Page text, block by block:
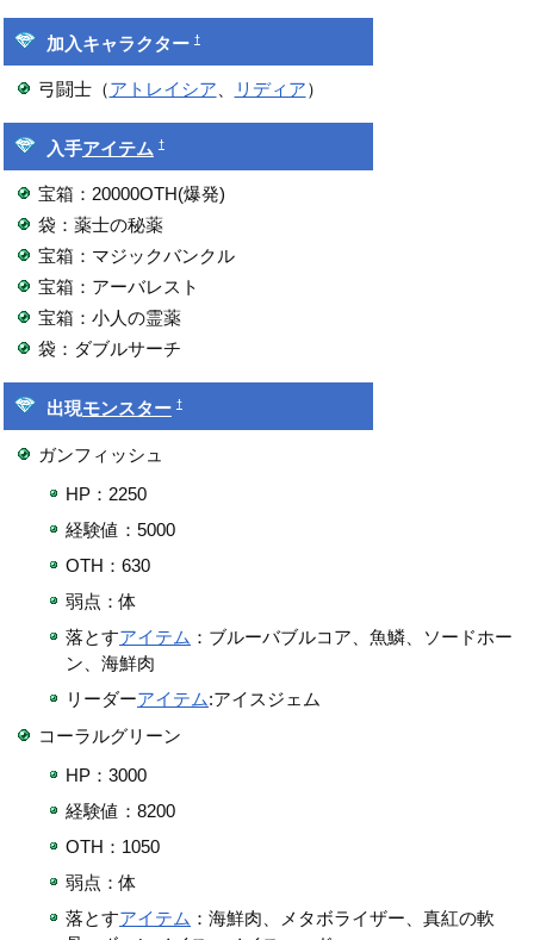
加入キャラクター †
弓闘士（アトレイシア リディア）
入手アイテム †
宝箱：20000OTH(爆発)
袋：薬士の秘薬
宝箱：マジックバンクル
宝箱：アーバレスト
宝箱：小人の霊薬
袋：ダブルサーチ
出現モンスター †
ガンフィッシュ
HP：2250
経験値：5000
OTH：630
弱点：体
落とすアイテム ：ブルーバブルコア、魚鱗、ソードホー
ン、海鮮肉
リーダーアイテム:アイスジェム
コーラルグリーン
HP：3000
経験値：8200
OTH：1050
弱点：体
落とすアイテム ：海鮮肉、メタボライザー、真紅の軟